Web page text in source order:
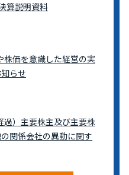
算説明資料
株価を意識した経営の実
らせ
過）主要株主及び主要株
関係会社の異動に関す